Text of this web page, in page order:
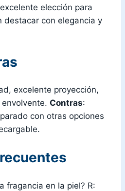
elección para
destacar con elegancia y
excelente proyección,
Contras:
con otras opciones
fragancia en la piel? R: